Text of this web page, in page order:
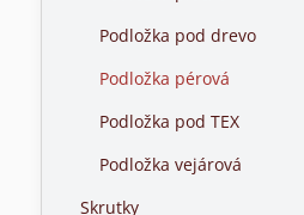
Podložka pod drevo
Podložka pérová
Podložka pod TEX
Podložka vejárová
Skrutky